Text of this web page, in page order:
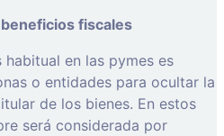
fiscales
en las pymes es
o entidades para ocultar la
de los bienes. En estos
será considerada por